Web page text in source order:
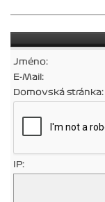
Jméno:
E-Mail:
Domovská stránka:
IP: